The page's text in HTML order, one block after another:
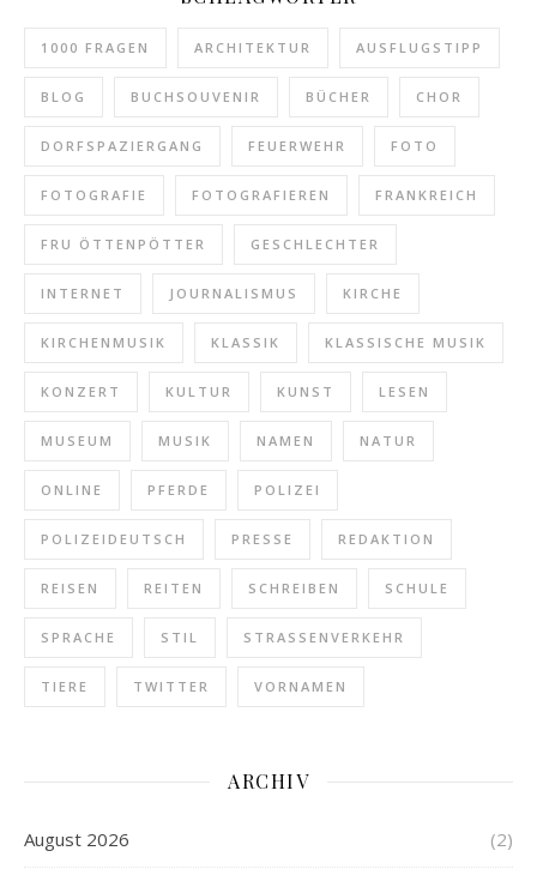
1000 FRAGEN ARCHITEKTUR AUSFLUGSTIPP
BLOG BUCHSOUVENIR BÜCHER CHOR
DORFSPAZIERGANG FEUERWEHR FOTO
FOTOGRAFIE FOTOGRAFIEREN FRANKREICH
FRU ÖTTENPÖTTER GESCHLECHTER
INTERNET JOURNALISMUS KIRCHE
KIRCHENMUSIK KLASSIK KLASSISCHE MUSIK
KONZERT KULTUR KUNST LESEN
MUSEUM MUSIK NAMEN NATUR
ONLINE PFERDE POLIZEI
POLIZEIDEUTSCH PRESSE REDAKTION
REISEN REITEN SCHREIBEN SCHULE
SPRACHE STIL STRASSENVERKEHR
TIERE TWITTER VORNAMEN
ARCHIV
August 2026 (2)